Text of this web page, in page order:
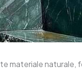
materiale naturale,